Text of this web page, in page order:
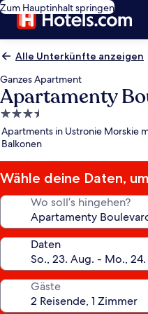
Zum Hauptinhalt springen
Alle Unterkünfte anzeigen
Ganzes Apartment
Apartamenty
3.5-
Sterne-
Unterkunft
Apartments in Ustronie Morskie
Balkonen
Wähle deine Daten,
Wo soll’s hingehen?
Daten
Gäste